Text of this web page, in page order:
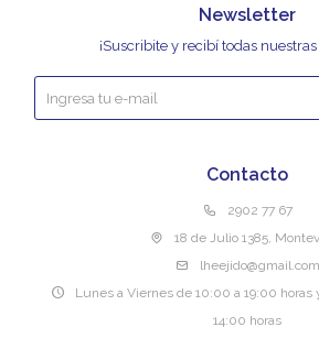
Contacto
2902 77 67
18 de Julio 1385,
lheejido@gmail.com
Lunes a Viernes de 10:00 a 19:00 horas
14:00 horas
Newsletter
¡Suscribite y recibí todas